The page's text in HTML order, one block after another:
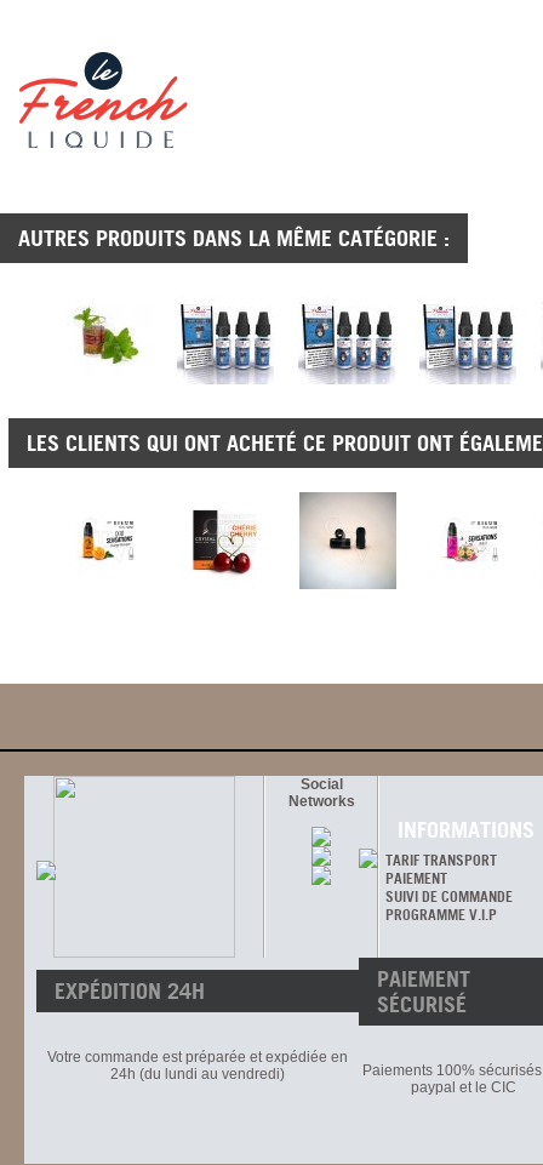
AUTRES PRODUITS DANS LA MÊME CATÉGORIE :
LES CLIENTS QUI ONT ACHETÉ CE PRODUIT ONT
Social
Networks
INFORMATIONS
TARIF TRANSPORT
PAIEMENT
SUIVI DE COMMANDE
PROGRAMME V.I.P
EXPÉDITION 24H
Votre commande est préparée et expédiée en
24h (du lundi au vendredi)
PAIEMENT
SÉCURISÉ
Paiements 100%
paypal et le CIC